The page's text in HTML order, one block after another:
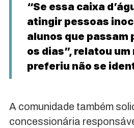
“Se essa caixa
atingir pessoas
alunos que passam
os dias”, relatou
preferiu não se
A comunidade também
concessionária